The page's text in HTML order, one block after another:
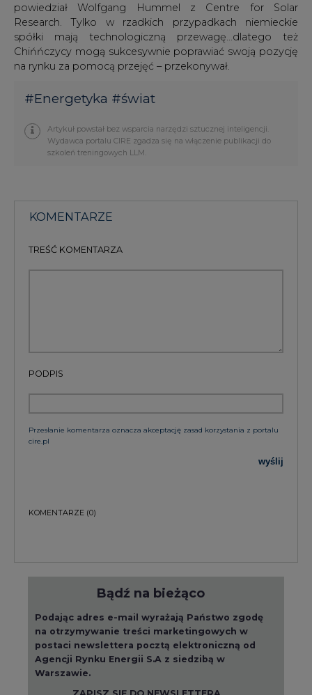
powiedział Wolfgang Hummel z Centre for Solar
Research. Tylko w rzadkich przypadkach niemieckie
spółki mają technologiczną przewagę…dlatego też
Chińńczycy mogą sukcesywnie poprawiać swoją pozycję
na rynku za pomocą przejęć – przekonywał.
#Energetyka #świat
Artykuł powstał bez wsparcia narzędzi sztucznej inteligencji.
Wydawca portalu CIRE zgadza się na włączenie publikacji do
szkoleń treningowych LLM.
KOMENTARZE
TREŚĆ KOMENTARZA
PODPIS
Przesłanie komentarza oznacza akceptację zasad korzystania z portalu
cire.pl
wyślij
KOMENTARZE (0)
Bądź na bieżąco
Podając adres e-mail wyrażają Państwo zgodę
na otrzymywanie treści marketingowych w
postaci newslettera pocztą elektroniczną od
Agencji Rynku Energii S.A z siedzibą w
Warszawie.
ZAPISZ SIĘ DO NEWSLETTERA